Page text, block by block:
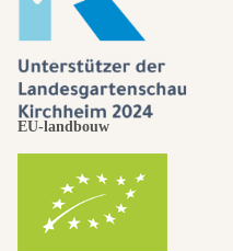
EU-landbouw